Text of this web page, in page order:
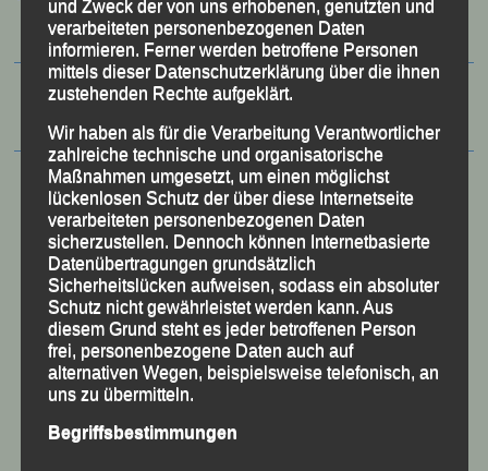
Festzschrift
und Zweck der von uns erhobenen, genutzten und
verarbeiteten personenbezogenen Daten
informieren. Ferner werden betroffene Personen
mittels dieser Datenschutzerklärung über die ihnen
zustehenden Rechte aufgeklärt.
Wir haben als für die Verarbeitung Verantwortlicher
zahlreiche technische und organisatorische
Maßnahmen umgesetzt, um einen möglichst
lückenlosen Schutz der über diese Internetseite
verarbeiteten personenbezogenen Daten
sicherzustellen. Dennoch können Internetbasierte
Datenübertragungen grundsätzlich
Sicherheitslücken aufweisen, sodass ein absoluter
Schutz nicht gewährleistet werden kann. Aus
diesem Grund steht es jeder betroffenen Person
frei, personenbezogene Daten auch auf
alternativen Wegen, beispielsweise telefonisch, an
uns zu übermitteln.
Begriffsbestimmungen